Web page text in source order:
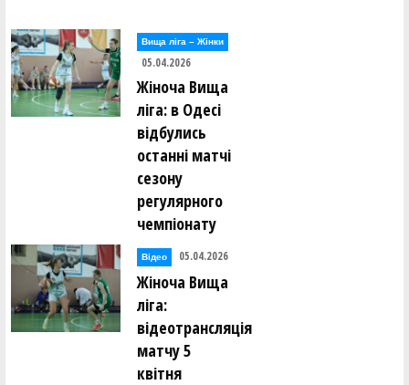
Вища лiга – Жiнки
05.04.2026
Жіноча Вища
ліга: в Одесі
відбулись
останні матчі
сезону
регулярного
чемпіонату
Відео 05.04.2026
Жіноча Вища
ліга:
відеотрансляція
матчу 5
квітня